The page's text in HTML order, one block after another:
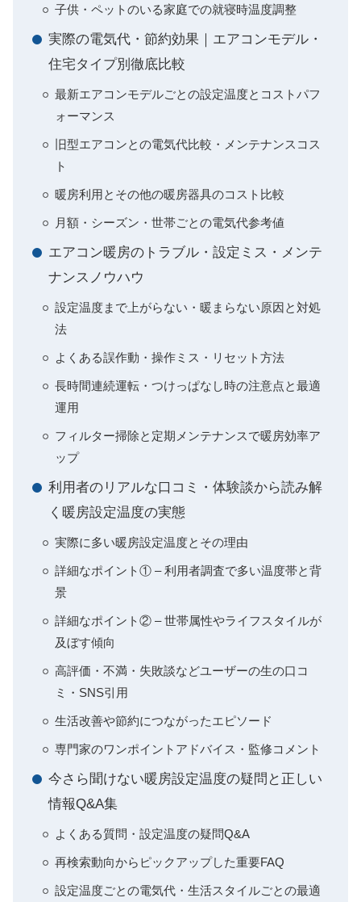
子供・ペットのいる家庭での就寝時温度調整
実際の電気代・節約効果｜エアコンモデル・
住宅タイプ別徹底比較
最新エアコンモデルごとの設定温度とコストパフ
ォーマンス
旧型エアコンとの電気代比較・メンテナンスコス
ト
暖房利用とその他の暖房器具のコスト比較
月額・シーズン・世帯ごとの電気代参考値
エアコン暖房のトラブル・設定ミス・メンテ
ナンスノウハウ
設定温度まで上がらない・暖まらない原因と対処
法
よくある誤作動・操作ミス・リセット方法
長時間連続運転・つけっぱなし時の注意点と最適
運用
フィルター掃除と定期メンテナンスで暖房効率ア
ップ
利用者のリアルな口コミ・体験談から読み解
く暖房設定温度の実態
実際に多い暖房設定温度とその理由
詳細なポイント① – 利用者調査で多い温度帯と背
景
詳細なポイント② – 世帯属性やライフスタイルが
及ぼす傾向
高評価・不満・失敗談などユーザーの生の口コ
ミ・SNS引用
生活改善や節約につながったエピソード
専門家のワンポイントアドバイス・監修コメント
今さら聞けない暖房設定温度の疑問と正しい
情報Q&A集
よくある質問・設定温度の疑問Q&A
再検索動向からピックアップした重要FAQ
設定温度ごとの電気代・生活スタイルごとの最適